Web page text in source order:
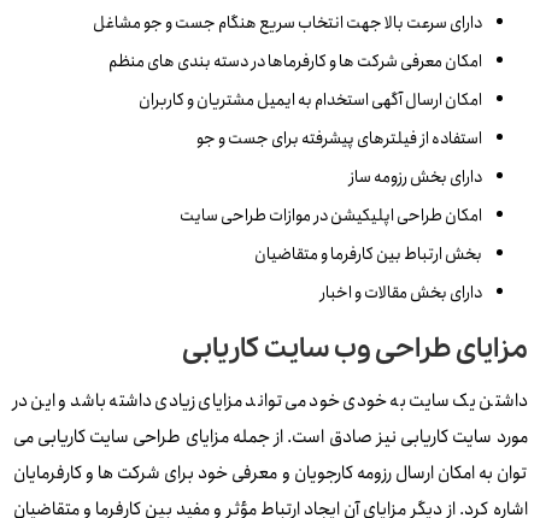
دارای سرعت بالا جهت انتخاب سریع هنگام جست و جو مشاغل
امکان معرفی شرکت ها و کارفرماها در دسته بندی های منظم
امکان ارسال آگهی استخدام به ایمیل مشتریان و کاربران
استفاده از فیلترهای پیشرفته برای جست و جو
دارای بخش رزومه ساز
امکان طراحی اپلیکیشن در موازات طراحی سایت
بخش ارتباط بین کارفرما و متقاضیان
دارای بخش مقالات و اخبار
مزایای طراحی وب سایت کاریابی
داشتن یک سایت به خودی خود می تواند مزایای زیادی داشته باشد و این در
مورد سایت کاریابی نیز صادق است. از جمله مزایای طراحی سایت کاریابی می
توان به امکان ارسال رزومه کارجویان و معرفی خود برای شرکت ها و کارفرمایان
اشاره کرد. از دیگر مزایای آن ایجاد ارتباط مؤثر و مفید بین کارفرما و متقاضیان